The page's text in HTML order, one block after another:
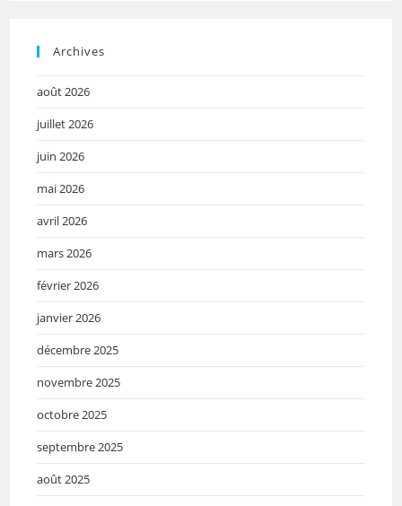
Archives
août 2026
juillet 2026
juin 2026
mai 2026
avril 2026
mars 2026
février 2026
janvier 2026
décembre 2025
novembre 2025
octobre 2025
septembre 2025
août 2025